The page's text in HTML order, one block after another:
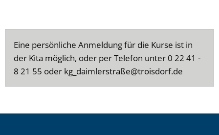
Eine persönliche Anmeldung für die Kurse ist in
der Kita möglich, oder per Telefon unter 0 22 41 -
8 21 55 oder kg_daimlerstraße@troisdorf.de